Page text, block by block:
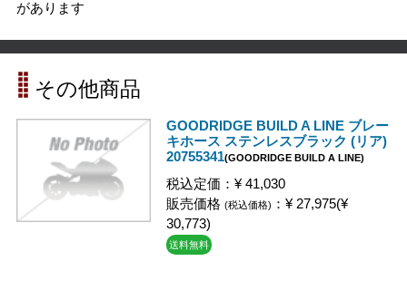
があります
その他商品
GOODRIDGE BUILD A LINE ブレー
キホース ステンレスブラック (リア)
20755341(GOODRIDGE BUILD A LINE)
税込定価：¥ 41,030
販売価格 (税込価格) ：¥ 27,975(¥
30,773)
送料無料